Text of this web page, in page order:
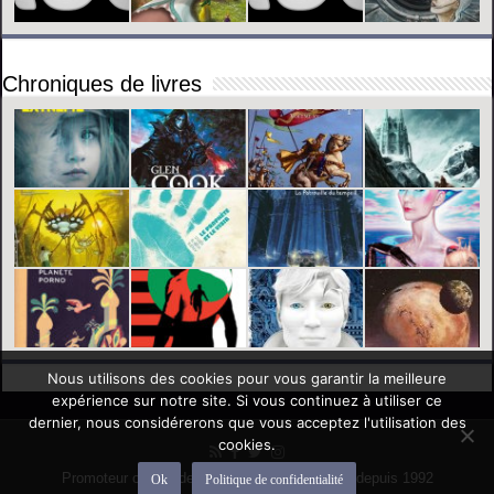
Chroniques de livres
Promoteur officiel des mondes de l'imaginaire depuis 1992
Nous utilisons des cookies pour vous garantir la meilleure
expérience sur notre site. Si vous continuez à utiliser ce
dernier, nous considérerons que vous acceptez l'utilisation des
cookies.
Ok Politique de confidentialité